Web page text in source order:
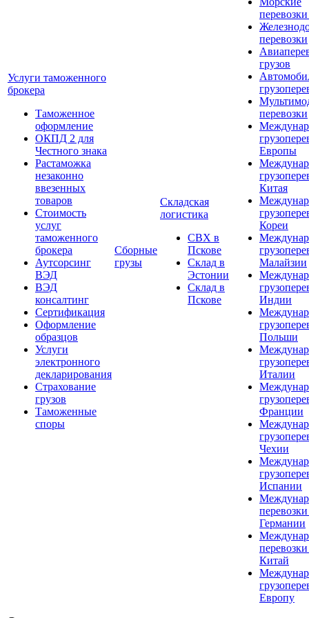
Услуги таможенного
брокера
Таможенное
оформление
ОКПД 2 для
Честного знака
Растаможка
незаконно
ввезенных
товаров
Стоимость
услуг
таможенного
брокера
Аутсорсинг
ВЭД
ВЭД
консалтинг
Сертификация
Оформление
образцов
Услуги
электронного
декларирования
Страхование
грузов
Таможенные
споры
Сборные
грузы
Складская
логистика
СВХ в
Пскове
Склад в
Эстонии
Склад в
Пскове
перевозки
грузов
перевозки
Европы
Китая
Кореи
Малайзии
Индии
Польши
Италии
Франции
Чехии
Испании
Германии
Китай
Европу